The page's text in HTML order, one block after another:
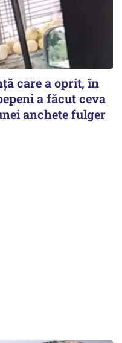
care a oprit, în
a făcut ceva
anchete fulger